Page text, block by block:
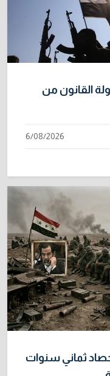
القانون من
6/08/2026
وحصاد ثماني سنوات